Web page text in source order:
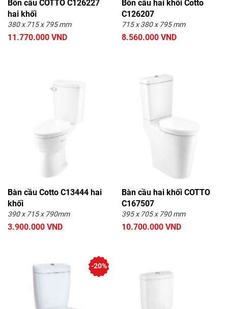
Bồn cầu COTTO C126227
hai khối
380 x 715 x 795 mm
11.770.000 VND
Bồn cầu hai khối Cotto
C126207
715 x 380 x 795 mm
8.560.000 VND
Bàn cầu Cotto C13444 hai
khối
390 x 715 x 790mm
3.900.000 VND
Bàn cầu hai khối COTTO
C167507
395 x 705 x 790 mm
10.700.000 VND
-20%